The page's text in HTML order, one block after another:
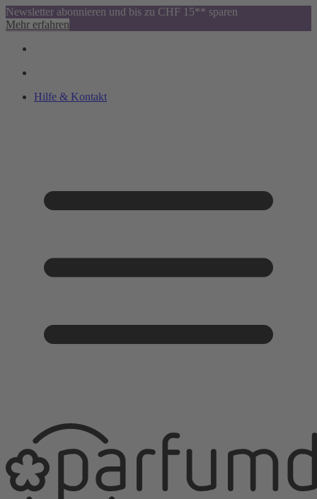
Newsletter abonnieren und bis zu CHF 15** sparen
Mehr erfahren
Hilfe & Kontakt